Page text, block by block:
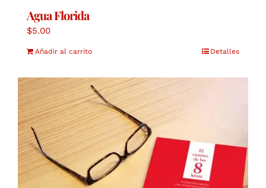
Agua Florida
$5.00
Añadir al carrito Detalles